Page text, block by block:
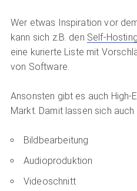
Wer etwas Inspiration vor
kann sich z.B. den Self-
eine kurierte Liste mit
von Software.
Ansonsten gibt es auch High-
Markt. Damit lassen sich auch
Bildbearbeitung
Audioproduktion
Videoschnitt